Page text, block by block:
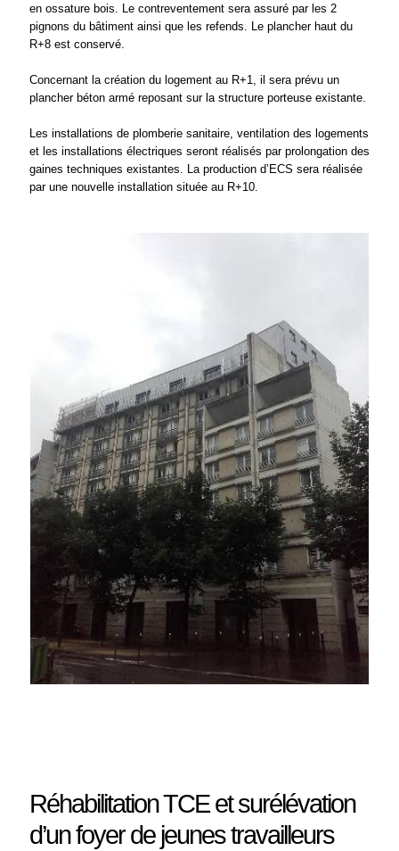
en ossature bois. Le contreventement sera assuré par les 2
pignons du bâtiment ainsi que les refends. Le plancher haut du
R+8 est conservé.
Concernant la création du logement au R+1, il sera prévu un
plancher béton armé reposant sur la structure porteuse existante.
Les installations de plomberie sanitaire, ventilation des logements
et les installations électriques seront réalisés par prolongation des
gaines techniques existantes. La production d’ECS sera réalisée
par une nouvelle installation située au R+10.
Réhabilitation TCE et surélévation
d’un foyer de jeunes travailleurs